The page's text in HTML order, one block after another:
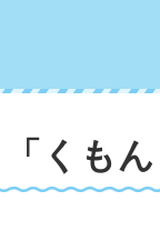
「くも